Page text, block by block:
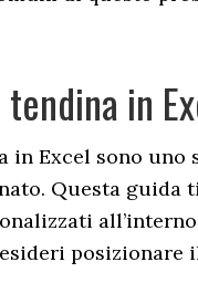
in
in Excel sono
Questa guida
posizionare